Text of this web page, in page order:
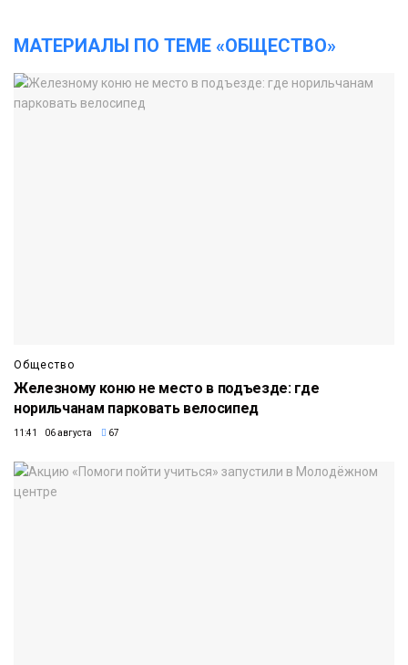
МАТЕРИАЛЫ ПО ТЕМЕ «ОБЩЕСТВО»
Общество
Железному коню не место в подъезде: где
норильчанам парковать велосипед
11:41 06 августа 67